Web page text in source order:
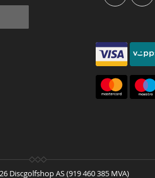
Discgolfshop AS (919 460 385 MVA)